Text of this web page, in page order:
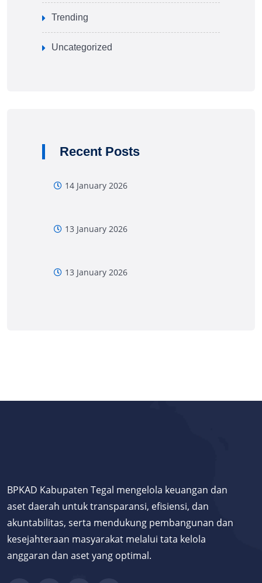
Trending
Uncategorized
Recent Posts
14 January 2026
13 January 2026
13 January 2026
BPKAD Kabupaten Tegal mengelola keuangan dan
aset daerah untuk transparansi, efisiensi, dan
akuntabilitas, serta mendukung pembangunan dan
kesejahteraan masyarakat melalui tata kelola
anggaran dan aset yang optimal.